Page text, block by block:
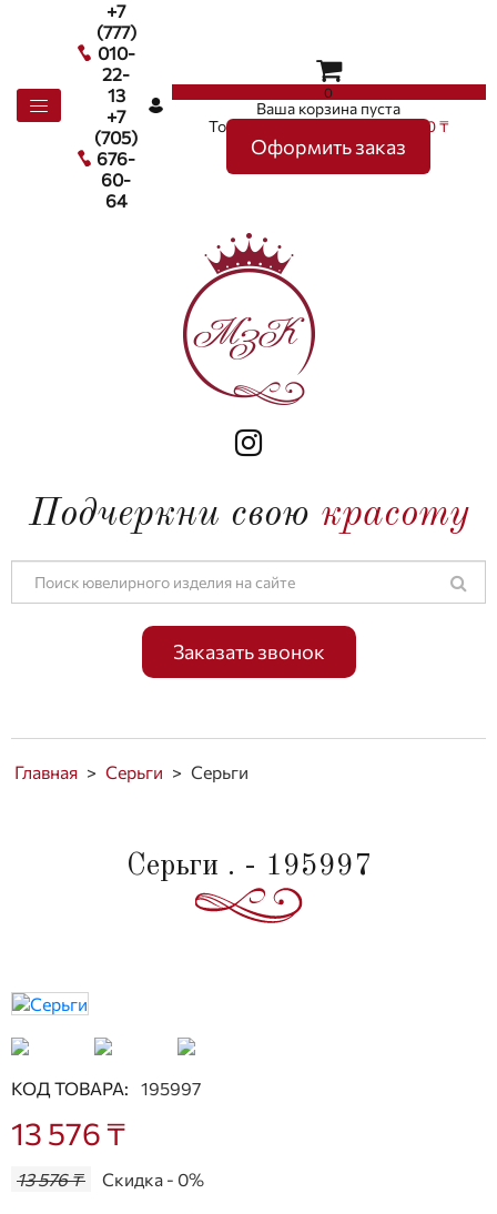
+7
(777)
010-
22-
13
+7
(705)
676-
60-
64
0
Ваша корзина пуста
Товаров в корзине
на сумму0 ₸
Оформить заказ
Подчеркни свою красоту
Заказать звонок
Главная > Серьги > Серьги
Серьги . - 195997
КОД ТОВАРА: 195997
13 576 ₸
13 576 ₸ Скидка - 0%